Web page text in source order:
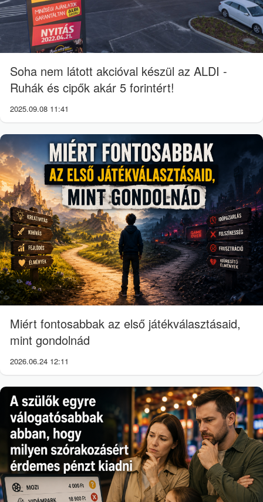
Soha nem látott akcióval készül az ALDI -
Ruhák és cipők akár 5 forintért!
2025.09.08 11:41
Miért fontosabbak az első játékválasztásaid,
mint gondolnád
2026.06.24 12:11